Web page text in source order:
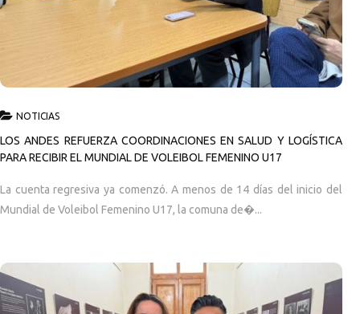
NOTICIAS
LOS ANDES REFUERZA COORDINACIONES EN SALUD Y LOGÍSTICA
PARA RECIBIR EL MUNDIAL DE VOLEIBOL FEMENINO U17
La cuenta regresiva ya comenzó. A menos de 14 días del inicio del
Mundial de Voleibol Femenino U17, la comuna de�...